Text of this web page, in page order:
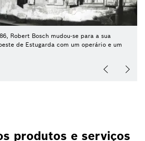
Robert Bosch mudou-se para a sua
de Estugarda com um operário e um
produtos e serviços